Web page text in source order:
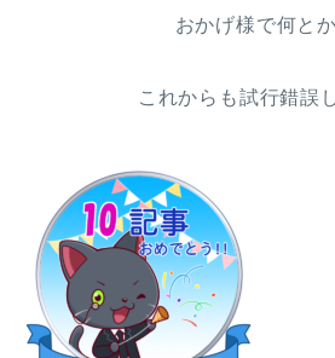
おかげ様で何と
これからも試行錯誤